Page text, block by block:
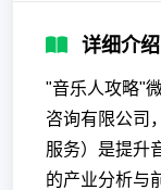
详细介绍
"音乐人攻略"
咨询有限公司
服务）是提升
的产业分析与